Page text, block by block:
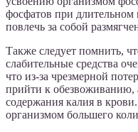
фосфатов при
повлечь за собой
Также следует помнить,
слабительные средства
что из-за чрезмерной
прийти к
содержания калия в
организмом большего